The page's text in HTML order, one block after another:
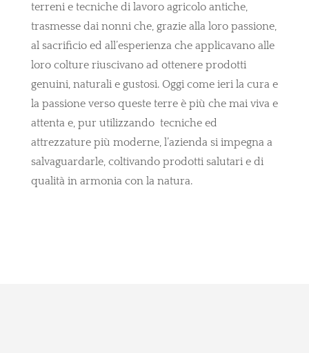
terreni e tecniche di lavoro agricolo antiche,
trasmesse dai nonni che, grazie alla loro passione,
al sacrificio ed all’esperienza che applicavano alle
loro colture riuscivano ad ottenere prodotti
genuini, naturali e gustosi. Oggi come ieri la cura e
la passione verso queste terre è più che mai viva e
attenta e, pur utilizzando tecniche ed
attrezzature più moderne, l’azienda si impegna a
salvaguardarle, coltivando prodotti salutari e di
qualità in armonia con la natura.